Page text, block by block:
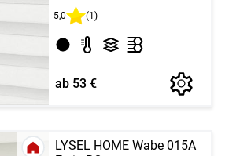
5,0 (1)
ab 53 €
LYSEL HOME Wabe 015A